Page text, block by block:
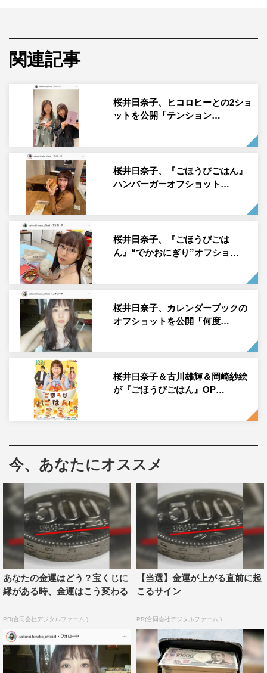
女優の桜井日奈子が10月13日（水）に自身のInstagramを
更新し、写真を公開した。
桜井は「ココロも満タンに」のコメントとともに、CMに
出演中のコスモ石油の制服を着用した写真を投稿した。
この投稿にフォロワーからは「日奈ちゃんのおかげで今日
も、ココロ満タン」「天使！！めっちゃ可愛い❤️❤️これは
あかんヤツです」「とてもかわいいです。」「かわいい?
この制服みて癒されるますー」「お疲れ様です ココロの
癒し満タンはいりました」「こんな子が居たら毎日通って
しまう」などのコメントが寄せられている。
桜井日奈子公式Instagram：
https://www.instagram.com/sakurai.hinako_official/
桜井日奈子
関連記事
桜井日奈子、ヒコロヒーとの2ショ
ットを公開「テンション…
桜井日奈子、『ごほうびごはん』
ハンバーガーオフショット…
桜井日奈子、『ごほうびごは
ん』“でかおにぎり”オフショ…
桜井日奈子、カレンダーブックの
オフショットを公開「何度…
桜井日奈子＆古川雄輝＆岡崎紗絵
が『ごほうびごはん』OP…
今、あなたにオススメ
あなたの金運はどう？宝くじに
縁がある時、金運はこう変わる
PR(合同会社デジタルファーム )
【当選】金運が上がる直前に起
こるサイン
PR(合同会社デジタルファーム )